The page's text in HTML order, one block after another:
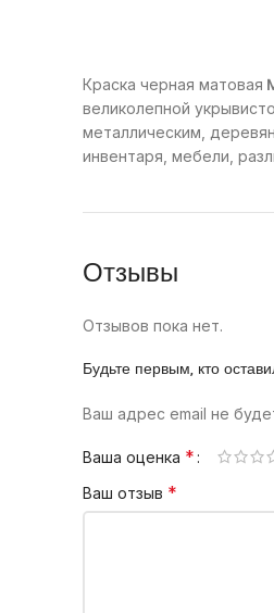
Краска черная матовая
великолепной
металлическим,
инвентаря, мебели,
Отзывы
Отзывов пока нет.
Будьте первым, кто
Ваш адрес email не
Ваша оценка *
Ваш отзыв *